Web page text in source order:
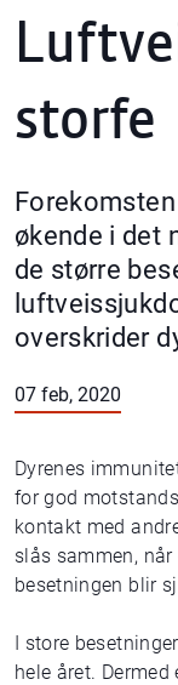
storfe
økende i det
de større
overskrider
07 feb, 2020
Dyrenes
for god
kontakt med
slås sammen,
besetningen blir
I store
hele året.